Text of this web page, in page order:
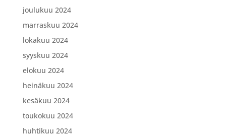
joulukuu 2024
marraskuu 2024
lokakuu 2024
syyskuu 2024
elokuu 2024
heinäkuu 2024
kesäkuu 2024
toukokuu 2024
huhtikuu 2024